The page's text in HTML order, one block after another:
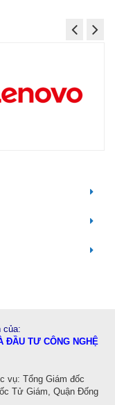
của:
ĐẦU TƯ CÔNG NGHỆ
vụ: Tổng Giám đốc
Tử Giám, Quận Đống